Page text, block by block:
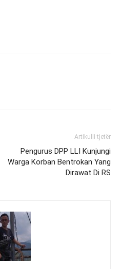
Artikulli tjetër
Pengurus DPP LLI Kunjungi
Warga Korban Bentrokan Yang
Dirawat Di RS